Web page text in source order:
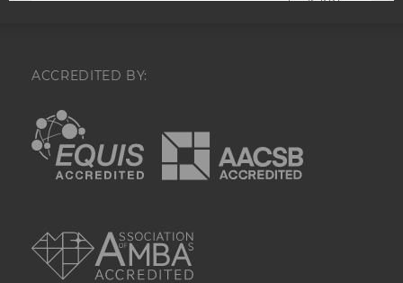
ACCREDITED BY:
EQUIS
_hjSessionStorageTest
_hjIncludedInPageviewSample